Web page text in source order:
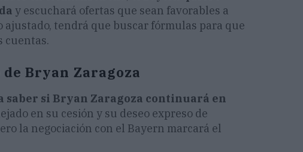
y escuchará ofertas que sean favorables a
tendrá que buscar fórmulas para que
cuentas.
Bryan Zaragoza
saber si Bryan Zaragoza continuará en
en su cesión y su deseo expreso de
la negociación con el Bayern marcará el